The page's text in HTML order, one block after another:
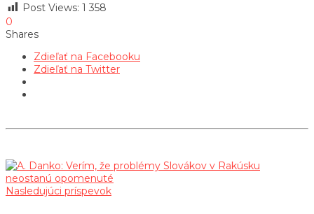
Post Views: 1 358
0
Shares
Zdieľať na Facebooku
Zdieľať na Twitter
Nasledujúci príspevok